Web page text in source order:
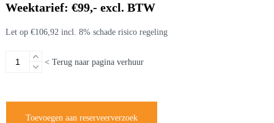
Weektarief: €99,- excl. BTW
Let op €106,92 incl. 8% schade risico regeling
Staaldraadtakel
< Terug naar pagina verhuur
Toevoegen aan reserveerverzoek